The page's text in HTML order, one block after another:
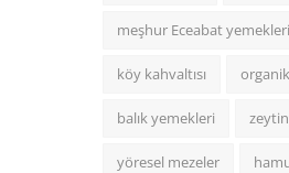
meşhur Eceabat yemekleri
köy kahvaltısı
balık yemekleri
yöresel mezeler